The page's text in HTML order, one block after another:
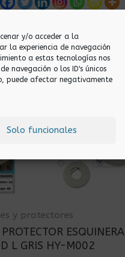
y/o acceder a la
la experiencia de navegación
a estas tecnologías nos
navegación o los ID's únicos
puede afectar negativamente
Solo funcionales
y protectores
ESQUINERA
L GRIS HY-M002